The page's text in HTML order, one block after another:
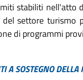
stabiliti
settore
di programmi
A SOSTEGNO